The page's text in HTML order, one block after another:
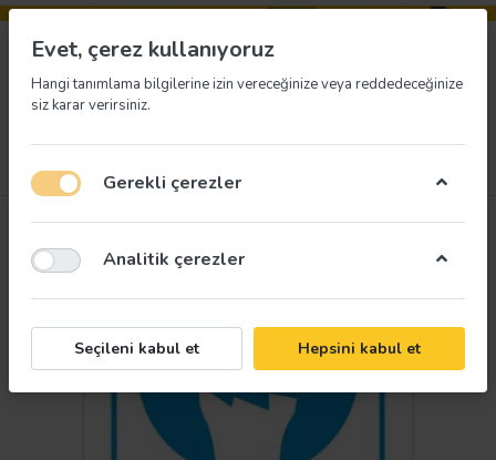
Evet, çerez kullanıyoruz
Hangi tanımlama bilgilerine izin vereceğinize veya reddedeceğinize
siz karar verirsiniz.
Gerekli çerezler
Analitik çerezler
Seçileni kabul et Hepsini kabul et